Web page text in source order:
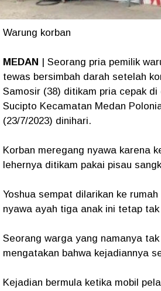
Warung korban
MEDAN
| Seorang pria pemilik
tewas bersimbah darah setelah
Samosir (38) ditikam pria cepak di
Sucipto Kecamatan Medan
(23/7/2023) dinihari.
Korban meregang nyawa karena
lehernya ditikam pakai pisau
Yoshua sempat dilarikan ke
nyawa ayah tiga anak ini tetap
Seorang warga yang namanya
mengatakan bahwa kejadiannya
Kejadian bermula ketika mobil